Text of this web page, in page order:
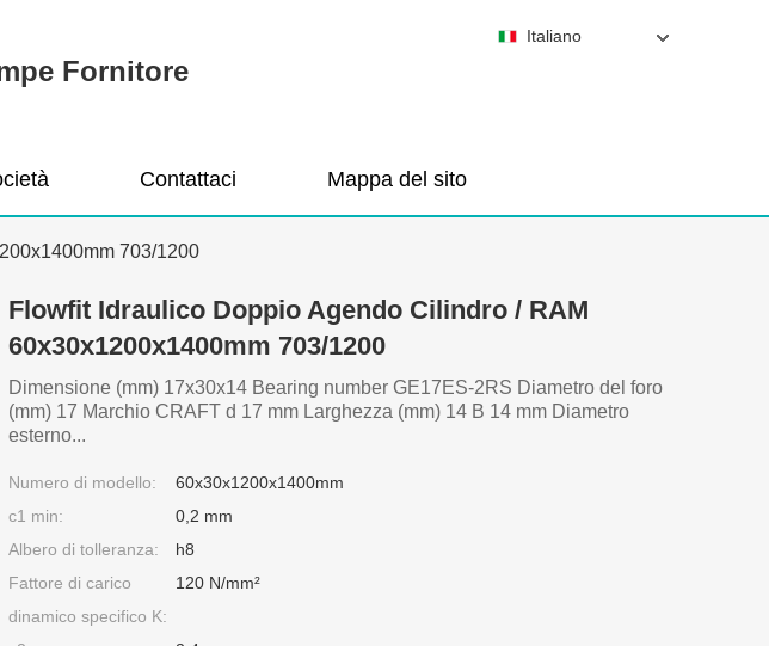
Fornitore
Contattaci Mappa del sito
Italiano
703/1200
Flowfit Idraulico Doppio Agendo Cilindro / RAM
60x30x1200x1400mm 703/1200
Dimensione (mm) 17x30x14 Bearing number GE17ES-2RS Diametro del foro
(mm) 17 Marchio CRAFT d 17 mm Larghezza (mm) 14 B 14 mm Diametro
esterno...
Numero di modello:
60x30x1200x1400mm
c1 min:
0,2 mm
Albero di tolleranza:
h8
Fattore di carico
dinamico specifico K:
120 N/mm²